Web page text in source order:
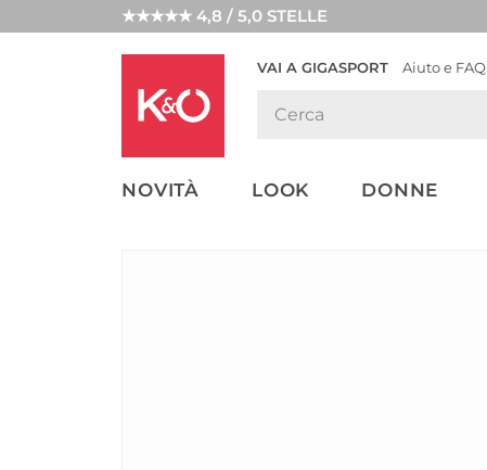
★★★★★ 4,8 / 5,0 STELLE
VAI A GIGASPORT Aiuto e FAQ
NOVITÀ LOOK DONNE
LOOK
WEDDING